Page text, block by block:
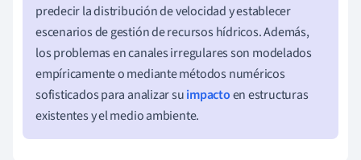
predecir la distribución de velocidad y establecer
escenarios de gestión de recursos hídricos. Además,
los problemas en canales irregulares son modelados
empíricamente o mediante métodos numéricos
sofisticados para analizar suimpactoen estructuras
existentes y el medio ambiente.